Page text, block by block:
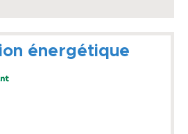
énergétique